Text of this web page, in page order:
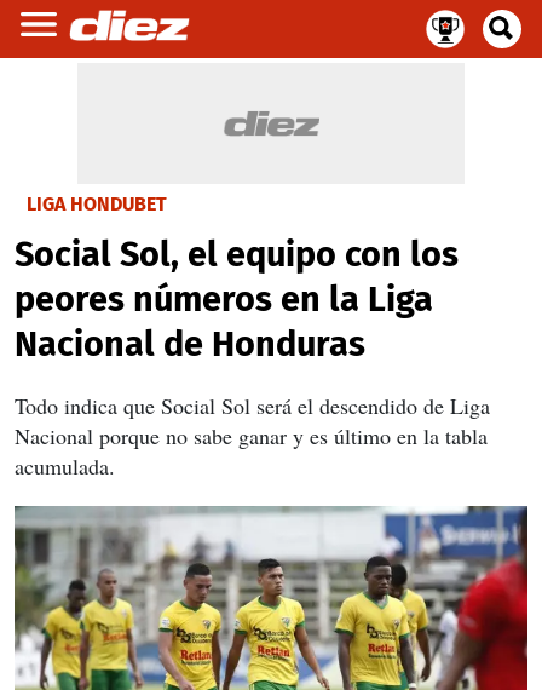
LIGA HONDUBET
Social Sol, el equipo con los
peores números en la Liga
Nacional de Honduras
Todo indica que Social Sol será el descendido de Liga
Nacional porque no sabe ganar y es último en la tabla
acumulada.